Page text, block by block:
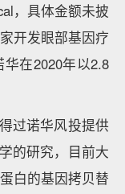
，具体金额未披
开发眼部基因疗
在2020年以2.8
过诺华风投提供
的研究，目前大
白的基因拷贝替